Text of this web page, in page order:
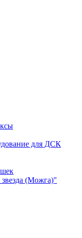
для ДСК
(Можга)"